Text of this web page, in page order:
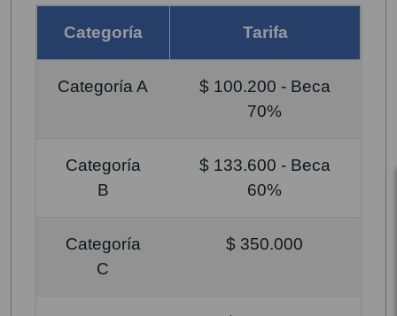
Categoría Tarifa
Categoría A
$ 100.200 - Beca
70%
Categoría
B
$ 133.600 - Beca
60%
Categoría
C
$ 350.000